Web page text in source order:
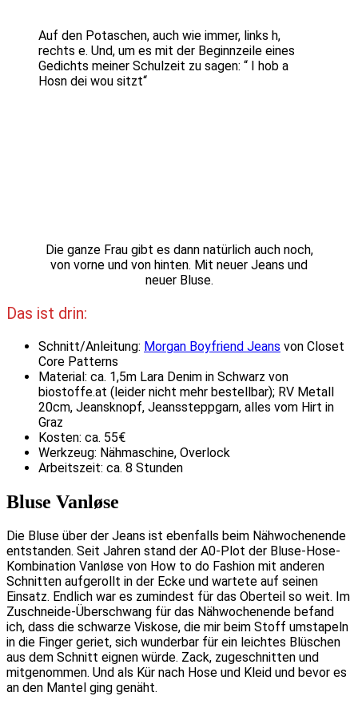
Auf den Potaschen, auch wie immer, links h,
rechts e. Und, um es mit der Beginnzeile eines
Gedichts meiner Schulzeit zu sagen: “ I hob a
Hosn dei wou sitzt“
Die ganze Frau gibt es dann natürlich auch noch,
von vorne und von hinten. Mit neuer Jeans und
neuer Bluse.
Das ist drin:
Schnitt/Anleitung: Morgan Boyfriend Jeans von Closet
Core Patterns
Material: ca. 1,5m Lara Denim in Schwarz von
biostoffe.at (leider nicht mehr bestellbar); RV Metall
20cm, Jeansknopf, Jeanssteppgarn, alles vom Hirt in
Graz
Kosten: ca. 55€
Werkzeug: Nähmaschine, Overlock
Arbeitszeit: ca. 8 Stunden
Bluse Vanløse
Die Bluse über der Jeans ist ebenfalls beim Nähwochenende
entstanden. Seit Jahren stand der A0-Plot der Bluse-Hose-
Kombination Vanløse von How to do Fashion mit anderen
Schnitten aufgerollt in der Ecke und wartete auf seinen
Einsatz. Endlich war es zumindest für das Oberteil so weit. Im
Zuschneide-Überschwang für das Nähwochenende befand
ich, dass die schwarze Viskose, die mir beim Stoff umstapeln
in die Finger geriet, sich wunderbar für ein leichtes Blüschen
aus dem Schnitt eignen würde. Zack, zugeschnitten und
mitgenommen. Und als Kür nach Hose und Kleid und bevor es
an den Mantel ging genäht.